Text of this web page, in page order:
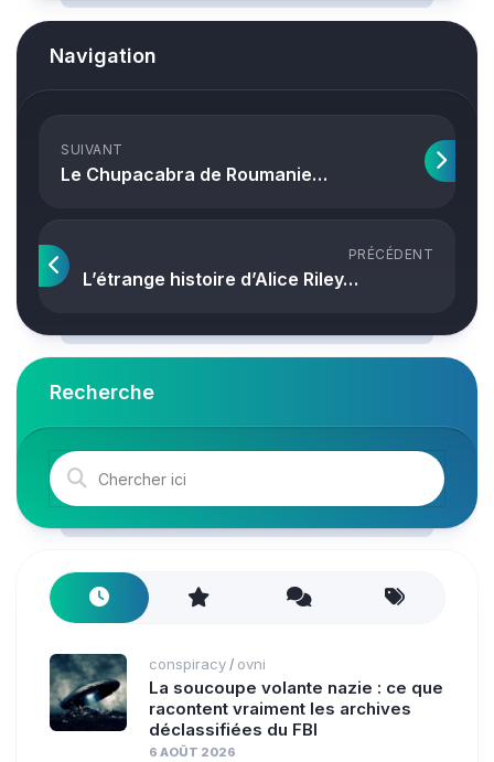
Navigation
SUIVANT
Le Chupacabra de Roumanie…
PRÉCÉDENT
L’étrange histoire d’Alice Riley…
Recherche
conspiracy / ovni
La soucoupe volante nazie : ce que
racontent vraiment les archives
déclassifiées du FBI
6 AOÛT 2026